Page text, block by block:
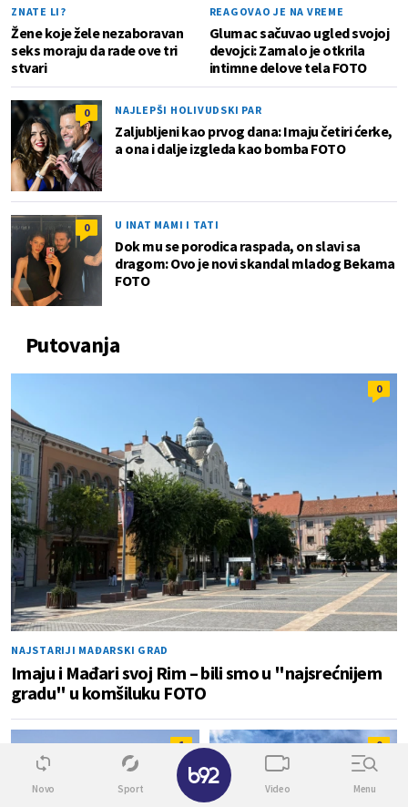
ZNATE LI?
Žene koje žele nezaboravan
seks moraju da rade ove tri
stvari
REAGOVAO JE NA VREME
Glumac sačuvao ugled svojoj
devojci: Zamalo je otkrila
intimne delove tela FOTO
0 NAJLEPŠI HOLIVUDSKI PAR
Zaljubljeni kao prvog dana: Imaju četiri ćerke,
a ona i dalje izgleda kao bomba FOTO
0 U INAT MAMI I TATI
Dok mu se porodica raspada, on slavi sa
dragom: Ovo je novi skandal mladog Bekama
FOTO
Putovanja
0
NAJSTARIJI MAĐARSKI GRAD
Imaju i Mađari svoj Rim – bili smo u "najsrećnijem
gradu" u komšiluku FOTO
1 0
Novo Sport Video Menu
✕